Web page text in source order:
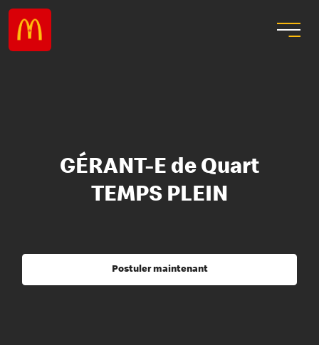
GÉRANT-E de Quart
TEMPS PLEIN
Postuler maintenant